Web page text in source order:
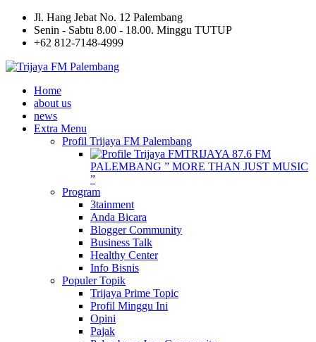
Jl. Hang Jebat No. 12 Palembang
Senin - Sabtu 8.00 - 18.00. Minggu TUTUP
+62 812-7148-4999
Home
about us
news
Extra Menu
Profil Trijaya FM Palembang
TRIJAYA 87.6 FM
PALEMBANG ” MORE THAN JUST MUSIC
”
Program
3tainment
Anda Bicara
Blogger Community
Business Talk
Healthy Center
Info Bisnis
Populer Topik
Trijaya Prime Topic
Profil Minggu Ini
Opini
Pajak